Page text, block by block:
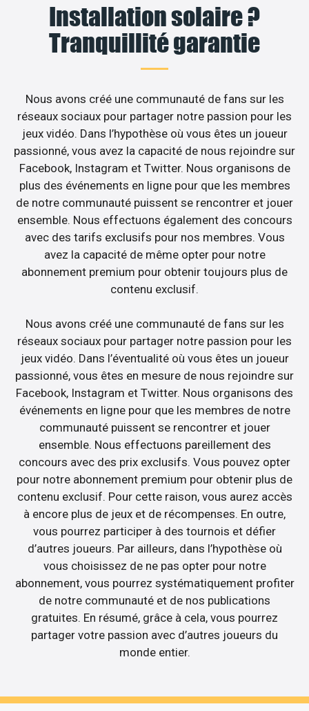
Installation solaire ?
Tranquillité garantie
Nous avons créé une communauté de fans sur les
réseaux sociaux pour partager notre passion pour les
jeux vidéo. Dans l’hypothèse où vous êtes un joueur
passionné, vous avez la capacité de nous rejoindre sur
Facebook, Instagram et Twitter. Nous organisons de
plus des événements en ligne pour que les membres
de notre communauté puissent se rencontrer et jouer
ensemble. Nous effectuons également des concours
avec des tarifs exclusifs pour nos membres. Vous
avez la capacité de même opter pour notre
abonnement premium pour obtenir toujours plus de
contenu exclusif.
Nous avons créé une communauté de fans sur les
réseaux sociaux pour partager notre passion pour les
jeux vidéo. Dans l’éventualité où vous êtes un joueur
passionné, vous êtes en mesure de nous rejoindre sur
Facebook, Instagram et Twitter. Nous organisons des
événements en ligne pour que les membres de notre
communauté puissent se rencontrer et jouer
ensemble. Nous effectuons pareillement des
concours avec des prix exclusifs. Vous pouvez opter
pour notre abonnement premium pour obtenir plus de
contenu exclusif. Pour cette raison, vous aurez accès
à encore plus de jeux et de récompenses. En outre,
vous pourrez participer à des tournois et défier
d’autres joueurs. Par ailleurs, dans l’hypothèse où
vous choisissez de ne pas opter pour notre
abonnement, vous pourrez systématiquement profiter
de notre communauté et de nos publications
gratuites. En résumé, grâce à cela, vous pourrez
partager votre passion avec d’autres joueurs du
monde entier.